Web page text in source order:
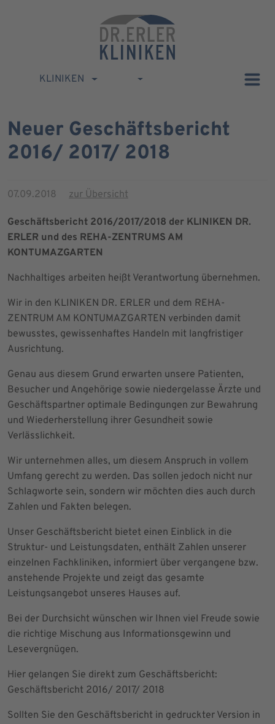
KLINIKEN
Neuer Geschäftsbericht
2016/ 2017/ 2018
07.09.2018 zur Übersicht
Geschäftsbericht 2016/2017/2018 der KLINIKEN DR.
ERLER und des REHA-ZENTRUMS AM
KONTUMAZGARTEN
Nachhaltiges arbeiten heißt Verantwortung übernehmen.
Wir in den KLINIKEN DR. ERLER und dem REHA-
ZENTRUM AM KONTUMAZGARTEN verbinden damit
bewusstes, gewissenhaftes Handeln mit langfristiger
Ausrichtung.
Genau aus diesem Grund erwarten unsere Patienten,
Besucher und Angehörige sowie niedergelasse Ärzte und
Geschäftspartner optimale Bedingungen zur Bewahrung
und Wiederherstellung ihrer Gesundheit sowie
Verlässlichkeit.
Wir unternehmen alles, um diesem Anspruch in vollem
Umfang gerecht zu werden. Das sollen jedoch nicht nur
Schlagworte sein, sondern wir möchten dies auch durch
Zahlen und Fakten belegen.
Unser Geschäftsbericht bietet einen Einblick in die
Struktur- und Leistungsdaten, enthält Zahlen unserer
einzelnen Fachkliniken, informiert über vergangene bzw.
anstehende Projekte und zeigt das gesamte
Leistungsangebot unseres Hauses auf.
Bei der Durchsicht wünschen wir Ihnen viel Freude sowie
die richtige Mischung aus Informationsgewinn und
Lesevergnügen.
Hier gelangen Sie direkt zum Geschäftsbericht:
Geschäftsbericht 2016/ 2017/ 2018
Sollten Sie den Geschäftsbericht in gedruckter Version in